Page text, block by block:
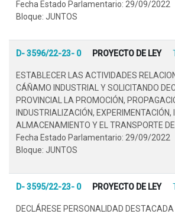
Fecha Estado Parlamentario: 29/09/2022
Bloque: JUNTOS
D- 3596/22-23- 0 PROYECTO DE LEY
ESTABLECER LAS ACTIVIDADES
CÁÑAMO INDUSTRIAL Y SOLICITANDO
PROVINCIAL LA PROMOCIÓN,
INDUSTRIALIZACIÓN, EXPERIMENTACIÓN,
ALMACENAMIENTO Y EL TRANSPORTE
Fecha Estado Parlamentario: 29/09/2022
Bloque: JUNTOS
D- 3595/22-23- 0 PROYECTO DE LEY
DECLÁRESE PERSONALIDAD DESTACADA